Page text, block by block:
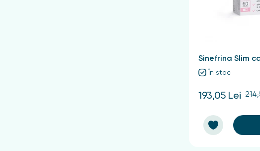
Sinefrina Slim
În stoc
193,05 Lei